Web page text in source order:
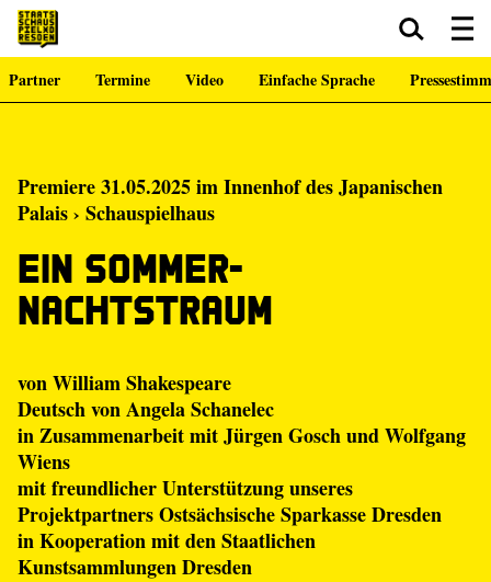
Zum Hauptinhalt springen Zum Footer springen
Partner Termine Video Einfache Sprache
Premiere 31.05.2025 im Innenhof des Japanischen
Palais › Schauspielhaus
Ein Sommer­
nachtstraum
von William Shakespeare
Deutsch von Angela Schanelec
in Zusammenarbeit mit Jürgen Gosch und Wolfgang
Wiens
mit freundlicher Unterstützung unseres
Projektpartners Ostsächsische Sparkasse Dresden
in Kooperation mit den Staatlichen
Kunstsammlungen Dresden